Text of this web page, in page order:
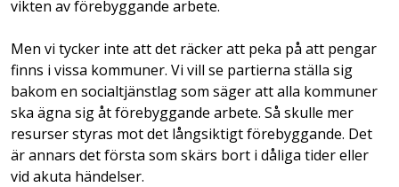
vikten av förebyggande arbete.
Men vi tycker inte att det räcker att peka på att pengar
finns i vissa kommuner. Vi vill se partierna ställa sig
bakom en socialtjänstlag som säger att alla kommuner
ska ägna sig åt förebyggande arbete. Så skulle mer
resurser styras mot det långsiktigt förebyggande. Det
är annars det första som skärs bort i dåliga tider eller
vid akuta händelser.